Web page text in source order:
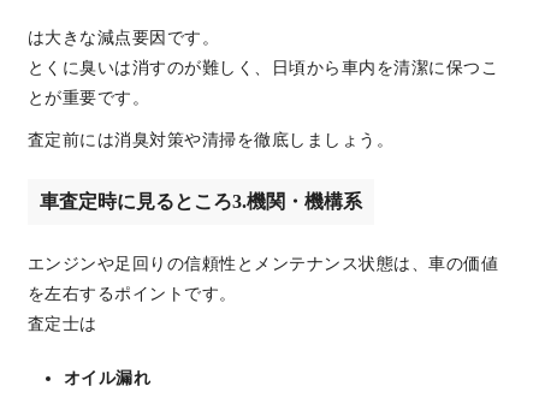
は大きな減点要因です。
とくに臭いは消すのが難しく、日頃から車内を清潔に保つこ
とが重要です。
査定前には消臭対策や清掃を徹底しましょう。
車査定時に見るところ3.機関・機構系
エンジンや足回りの信頼性とメンテナンス状態は、車の価値
を左右するポイントです。
査定士は
オイル漏れ